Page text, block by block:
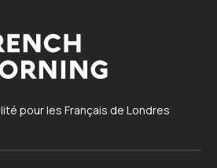
pour les Français de Londres